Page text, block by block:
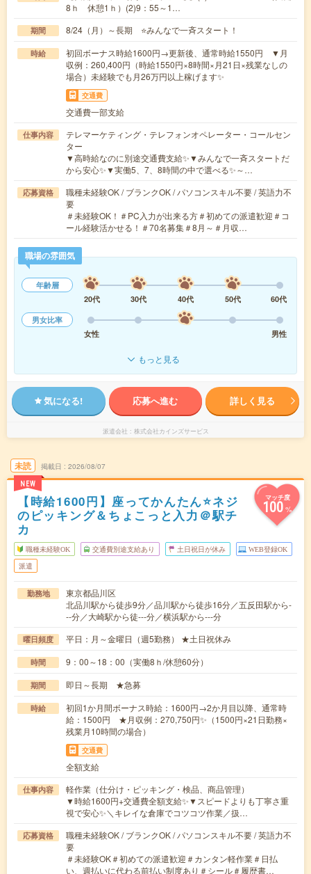
8ｈ 休憩1ｈ）(2)9：55～1…
期間 8/24（月）～長期 ⭐みんなで一斉スタート！
時給
初回ボーナス時給1600円→更新後、通常時給1550円 ▼月
収例：260,400円（時給1550円×8時間×月21日×残業なしの
場合）未経験でも月26万円以上稼げます✨
交通費
交通費一部支給
仕事内容
テレマーケティング・テレフォンオペレーター・コールセン
ター
▼高時給なのに別途交通費支給✨▼みんなで一斉スタートだ
から安心✨▼実働5、7、8時間の中で選べる✨～…
応募資格
職種未経験OK / ブランクOK / パソコンスキル不要 / 英語力不
要
＃未経験OK！＃PC入力が出来る方＃初めての派遣歓迎＃コ
ール経験活かせる！＃70名募集＃8月～＃月収…
職場の雰囲気
年齢層
20代
30代 40代 50代
60代
男女比率
女性
男性
もっと見る
気になる! 応募へ進む 詳しく見る
派遣会社 株式会社カインズサービス
未読
NEW
掲載日 2026/08/07
マッチ度
100%
【時給1600円】座ってかんたん⭐ネジ
のピッキング＆ちょこっと入力＠駅チ
カ
職種未経験OK 交通費別途支給あり 土日祝日が休み WEB登録OK
派遣
勤務地
東京都品川区
北品川駅から徒歩9分／品川駅から徒歩16分／五反田駅から-
--分／大崎駅から徒---分／横浜駅から---分
曜日頻度 平日：月～金曜日（週5勤務） ★土日祝休み
時間 9：00～18：00（実働8ｈ/休憩60分）
期間 即日～長期 ★急募
時給
初回1か月間ボーナス時給：1600円→2か月目以降、通常時
給：1500円 ★月収例：270,750円✨（1500円×21日勤務×
残業月10時間の場合）
交通費
全額支給
仕事内容
軽作業（仕分け・ピッキング・検品、商品管理）
▼時給1600円+交通費全額支給✨▼スピードよりも丁寧さ重
視で安心✨＼キレイな倉庫でコツコツ作業／扱…
応募資格
職種未経験OK / ブランクOK / パソコンスキル不要 / 英語力不
要
＃未経験OK＃初めての派遣歓迎＃カンタン軽作業＃日払
い、週払いに代わる前払い制度あり＃シール＃履歴書…